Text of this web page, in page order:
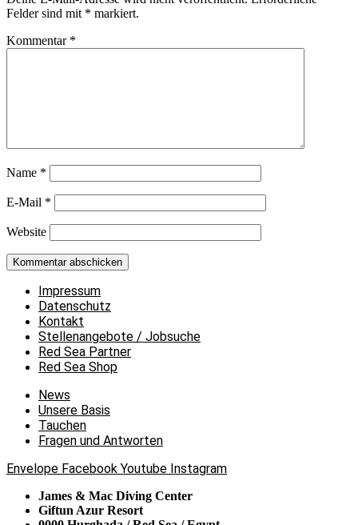
Felder sind mit * markiert.
Kommentar *
Name *
E-Mail *
Website
Impressum
Datenschutz
Kontakt
Stellenangebote / Jobsuche
Red Sea Partner
Red Sea Shop
News
Unsere Basis
Tauchen
Fragen und Antworten
Envelope Facebook Youtube Instagram
James & Mac Diving Center
Giftun Azur Resort